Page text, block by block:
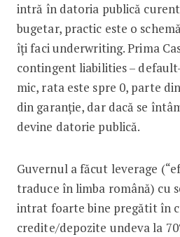
intră în datoria publică
bugetar, practic este o
îți faci underwriting. Prima
contingent liabilities –
mic, rata este spre 0, parte
din garanție, dar dacă se
devine datorie publică.
Guvernul a făcut leverage
traduce în limba română) cu
intrat foarte bine pregătit în
credite/depozite undeva la